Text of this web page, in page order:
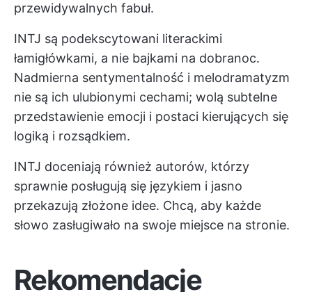
przewidywalnych fabuł.
INTJ są podekscytowani literackimi
łamigłówkami, a nie bajkami na dobranoc.
Nadmierna sentymentalność i melodramatyzm
nie są ich ulubionymi cechami; wolą subtelne
przedstawienie emocji i postaci kierujących się
logiką i rozsądkiem.
INTJ doceniają również autorów, którzy
sprawnie posługują się językiem i jasno
przekazują złożone idee. Chcą, aby każde
słowo zasługiwało na swoje miejsce na stronie.
Rekomendacje